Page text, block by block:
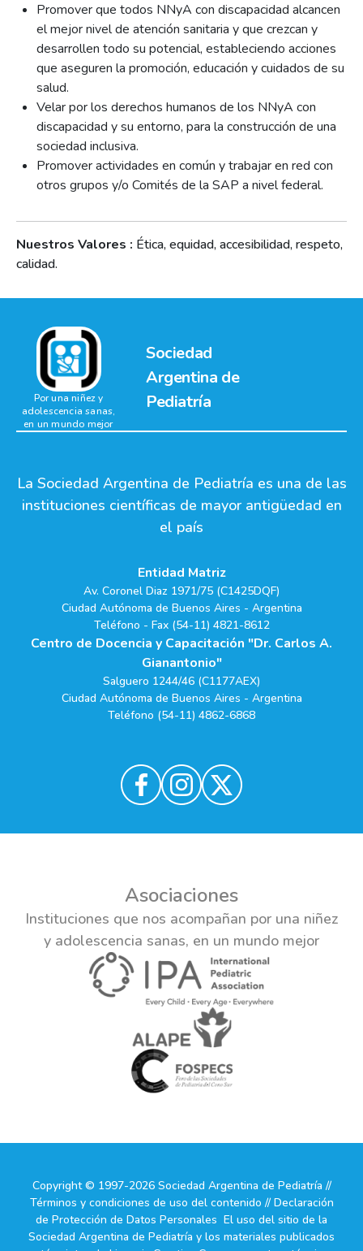
Promover que todos NNyA con discapacidad alcancen
el mejor nivel de atención sanitaria y que crezcan y
desarrollen todo su potencial, estableciendo acciones
que aseguren la promoción, educación y cuidados de su
salud.
Velar por los derechos humanos de los NNyA con
discapacidad y su entorno, para la construcción de una
sociedad inclusiva.
Promover actividades en común y trabajar en red con
otros grupos y/o Comités de la SAP a nivel federal.
Nuestros Valores : Ética, equidad, accesibilidad, respeto,
calidad.
Sociedad
Argentina de
Pediatría
Por una niñez y
adolescencia sanas,
en un mundo mejor
La Sociedad Argentina de Pediatría es una de las
instituciones científicas de mayor antigüedad en
el país
Entidad Matriz
Av. Coronel Diaz 1971/75 (C1425DQF)
Ciudad Autónoma de Buenos Aires - Argentina
Teléfono - Fax (54-11) 4821-8612
Centro de Docencia y Capacitación "Dr. Carlos A.
Gianantonio"
Salguero 1244/46 (C1177AEX)
Ciudad Autónoma de Buenos Aires - Argentina
Teléfono (54-11) 4862-6868
Asociaciones
Instituciones que nos acompañan por una niñez
y adolescencia sanas, en un mundo mejor
Copyright © 1997-2026 Sociedad Argentina de Pediatría //
Términos y condiciones de uso del contenido // Declaración
de Protección de Datos Personales El uso del sitio de la
Sociedad Argentina de Pediatría y los materiales publicados